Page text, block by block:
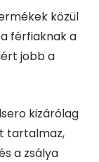
közül
férfiaknak a
jobb a
kizárólag
tartalmaz,
a zsálya